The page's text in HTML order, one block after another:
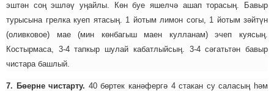
эштән соң эшләү уңайлы. Көн буе яшелчә ашап торасың. Бавыр
турысына грелка куеп ятасың. 1 йотым лимон согы, 1 йотым зәйтүн
(оливковое) мае (мин көнбагыш маен кулланам) эчеп куясың.
Костырмаса, 3-4 тапкыр шулай кабатлыйсың. 3-4 сәгатьтән бавыр
чистара башлый.
7. Бөерне чистарту. 40 бөртек канәфергә 4 стакан су саласың һәм